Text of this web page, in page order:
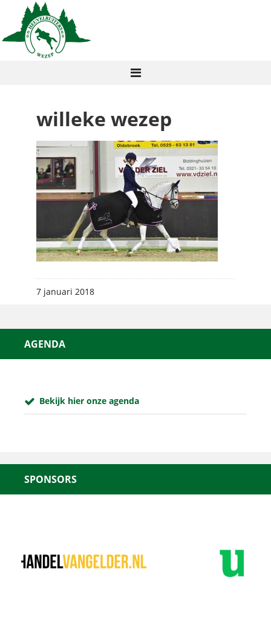
willeke wezep
7 januari 2018
AGENDA
Bekijk hier onze agenda
SPONSORS